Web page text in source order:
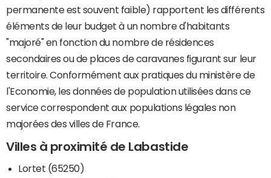
permanente est souvent faible) rapportent les différents
éléments de leur budget à un nombre d'habitants
"majoré" en fonction du nombre de résidences
secondaires ou de places de caravanes figurant sur leur
territoire. Conformément aux pratiques du ministère de
l'Economie, les données de population utilisées dans ce
service correspondent aux populations légales non
majorées des villes de France.
Villes à proximité de Labastide
Lortet (65250)